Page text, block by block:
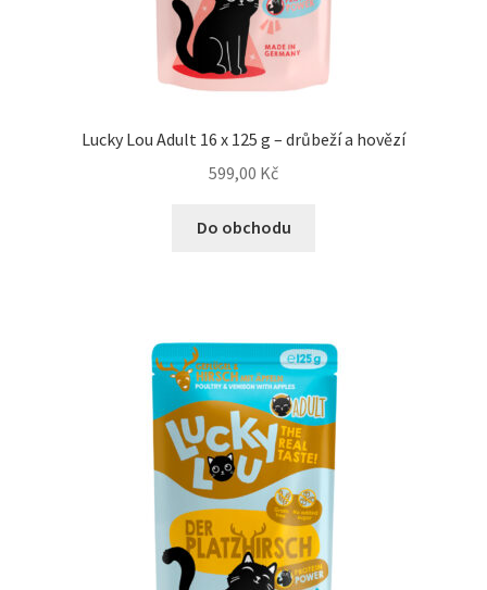
Lucky Lou Adult 16 x 125 g – drůbeží a hovězí
599,00 Kč
Do obchodu